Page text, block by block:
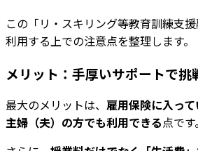
この「リ・スキリング等教育訓練支援
利用する上での注意点を整理します。
メリット：手厚いサポートで挑
最大のメリットは、 雇用保険に入っ
主婦（夫）の方でも利用できる点です。